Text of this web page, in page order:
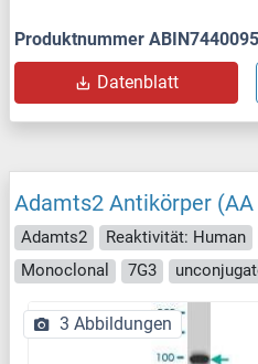
Produktnummer ABIN7440095
Datenblatt
Adamts2 Antikörper (AA
Adamts2 Reaktivität: Human
Monoclonal
7G3
3 Abbildungen